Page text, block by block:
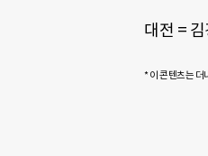
대전 =
* 이 콘텐츠는 더